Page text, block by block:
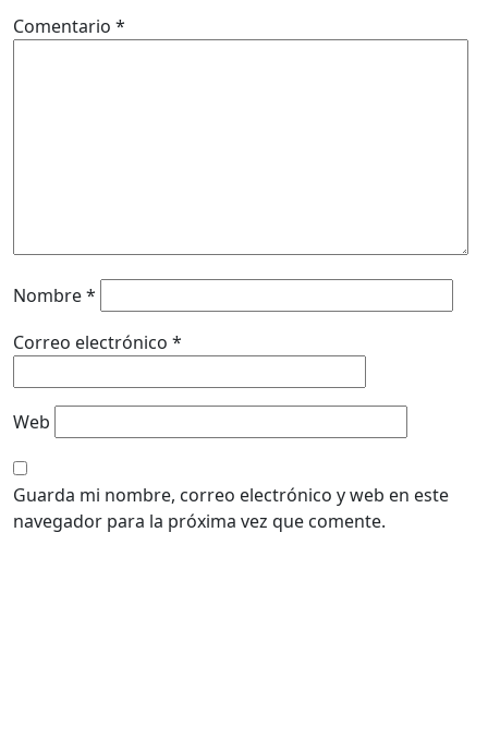
Comentario *
Nombre*
Correo electrónico *
Web
Guarda mi nombre, correo electrónico y web en este
navegador para la próxima vez que comente.